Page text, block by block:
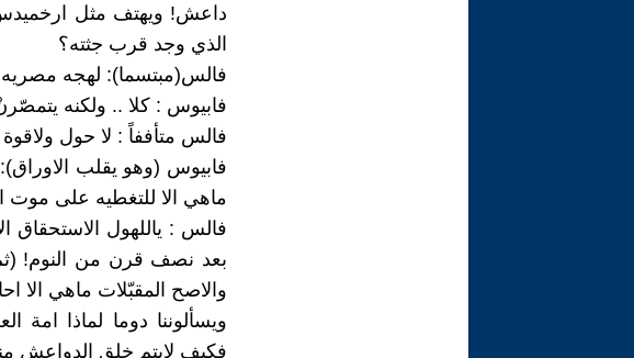
داعش! ويهتف مثل ارخميدس
الذي وجد قرب جثته؟
فالس(مبتسما): لهجه
فابيوس : كلا .. ولكنه
فالس متأففاً : لا حول ولاقوة
فابيوس (وهو يقلب الاوراق):
ماهي الا للتغطيه على موت
فالس : ياللهول الاستحقاق
بعد نصف قرن من النوم! (ثم
والاصح المقبّلات ماهي الا
ويسألوننا دوما لماذا امة
فكيف لايتم خلق الدواعش